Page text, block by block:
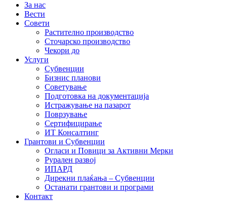
За нас
Вести
Совети
Растително производство
Сточарско производство
Чекори до
Услуги
Субвенции
Бизнис планови
Советување
Подготовка на документација
Истражување на пазарот
Поврзување
Сертифицирање
ИТ Консалтинг
Грантови и Субвенции
Огласи и Повици за Активни Мерки
Рурален развој
ИПАРД
Дирекни плаќања – Субвенции
Останати грантови и програми
Контакт